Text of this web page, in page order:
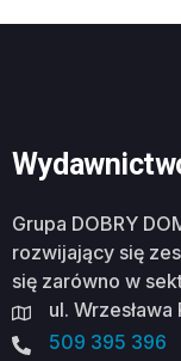
Grupa DOBRY
rozwijający się
się zarówno w
ul.
509 395 396